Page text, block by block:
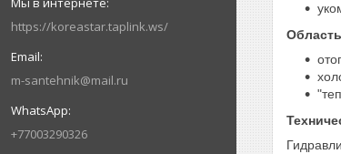
https://koreastar.taplink.ws/
m-santehnik@mail.ru
+77003290326